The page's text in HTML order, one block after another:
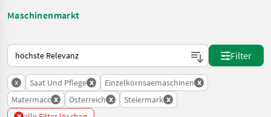
Maschinenmarkt
So wird auf Landwirt.com sortiert
Filter
x Saat Und Pflege x Einzelkornsaemaschinen x
Matermacc x Österreich x Steiermark x